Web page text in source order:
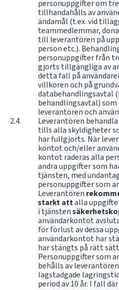
personuppgifter om
tillhandahålls av
ändamål (t.ex. vid
teammedlemmar,
till leverantören på
person etc.).
personuppgifter från
gjorts tillgängliga av
detta fall på
villkoren och på
databehandlingsavtal
behandlingsavtal)
leverantören och
Leverantören
tills alla skyldigheter
har fullgjorts. När
kontot och/eller
kontot raderas alla
andra uppgifter som
tjänsten, med
personuppgifter som
Leverantören
starkt attalla
i tjänsten
användarkontot
för förlust av dessa
användarkontot har
har stängts på rätt
Personuppgifter som
behålls av
lagstadgade
period av 10 år. I fall